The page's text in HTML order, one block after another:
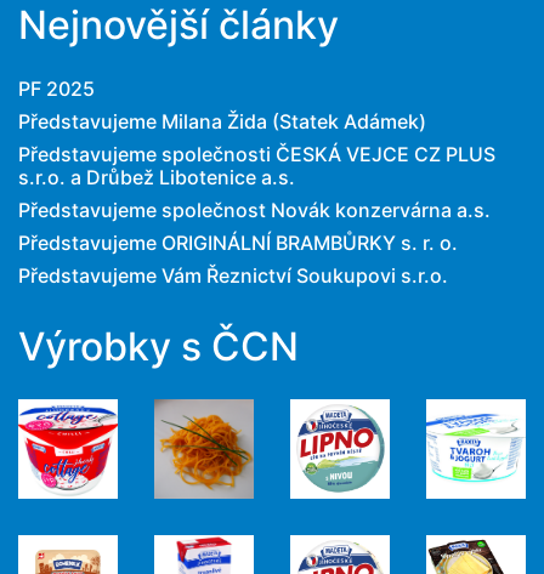
Nejnovější články
PF 2025
Představujeme Milana Žida (Statek Adámek)
Představujeme společnosti ČESKÁ VEJCE CZ PLUS
s.r.o. a Drůbež Libotenice a.s.
Představujeme společnost Novák konzervárna a.s.
Představujeme ORIGINÁLNÍ BRAMBŮRKY s. r. o.
Představujeme Vám Řeznictví Soukupovi s.r.o.
Výrobky s ČCN